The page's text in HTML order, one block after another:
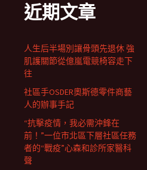
近期文章
人生后半場別讓骨頭先退休 強
肌護關節從億嵐電競椅容走下
往
社區手OSDER奧斯德零件商藝
人的辦事手記
“抗擊疫情，我必需沖鋒在
前！”一位市北區下層社區任務
者的“戰疫”心森和診所家醫科
聲